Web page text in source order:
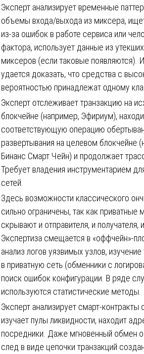
Эксперт анализирует временные
объемы входа/выхода из миксера,
из-за ошибок в работе сервиса или
фактора, использует данные из
миксеров (если таковые появляются).
удается доказать, что средства с
вероятностью принадлежат одному
Эксперт отслеживает транзакцию на
блокчейне (например, Эфириум),
соответствующую операцию
развертывания на целевом блокчейне
Бинанс Смарт Чейн) и продолжает
Требует владения инструментарием
сетей.
Здесь возможности классического
сильно ограничены, так как приватные
скрывают и отправителя, и получателя,
Экспертиза смещается в «оффчейн»-
анализ логов уязвимых узлов,
в приватную сеть (обменники с
поиск ошибок конфигурации. В ряде
используются статистические методы.
Эксперт анализирует смарт-контракты
изучает пулы ликвидности, находит
посредники. Даже мгновенный обмен
след в виде цепочки транзакций